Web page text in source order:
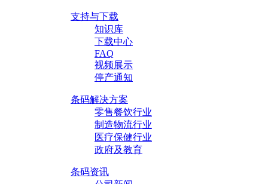
支持与下载
知识库
下载中心
FAQ
视频展示
停产通知
条码解决方案
零售餐饮行业
制造物流行业
医疗保健行业
政府及教育
条码资讯